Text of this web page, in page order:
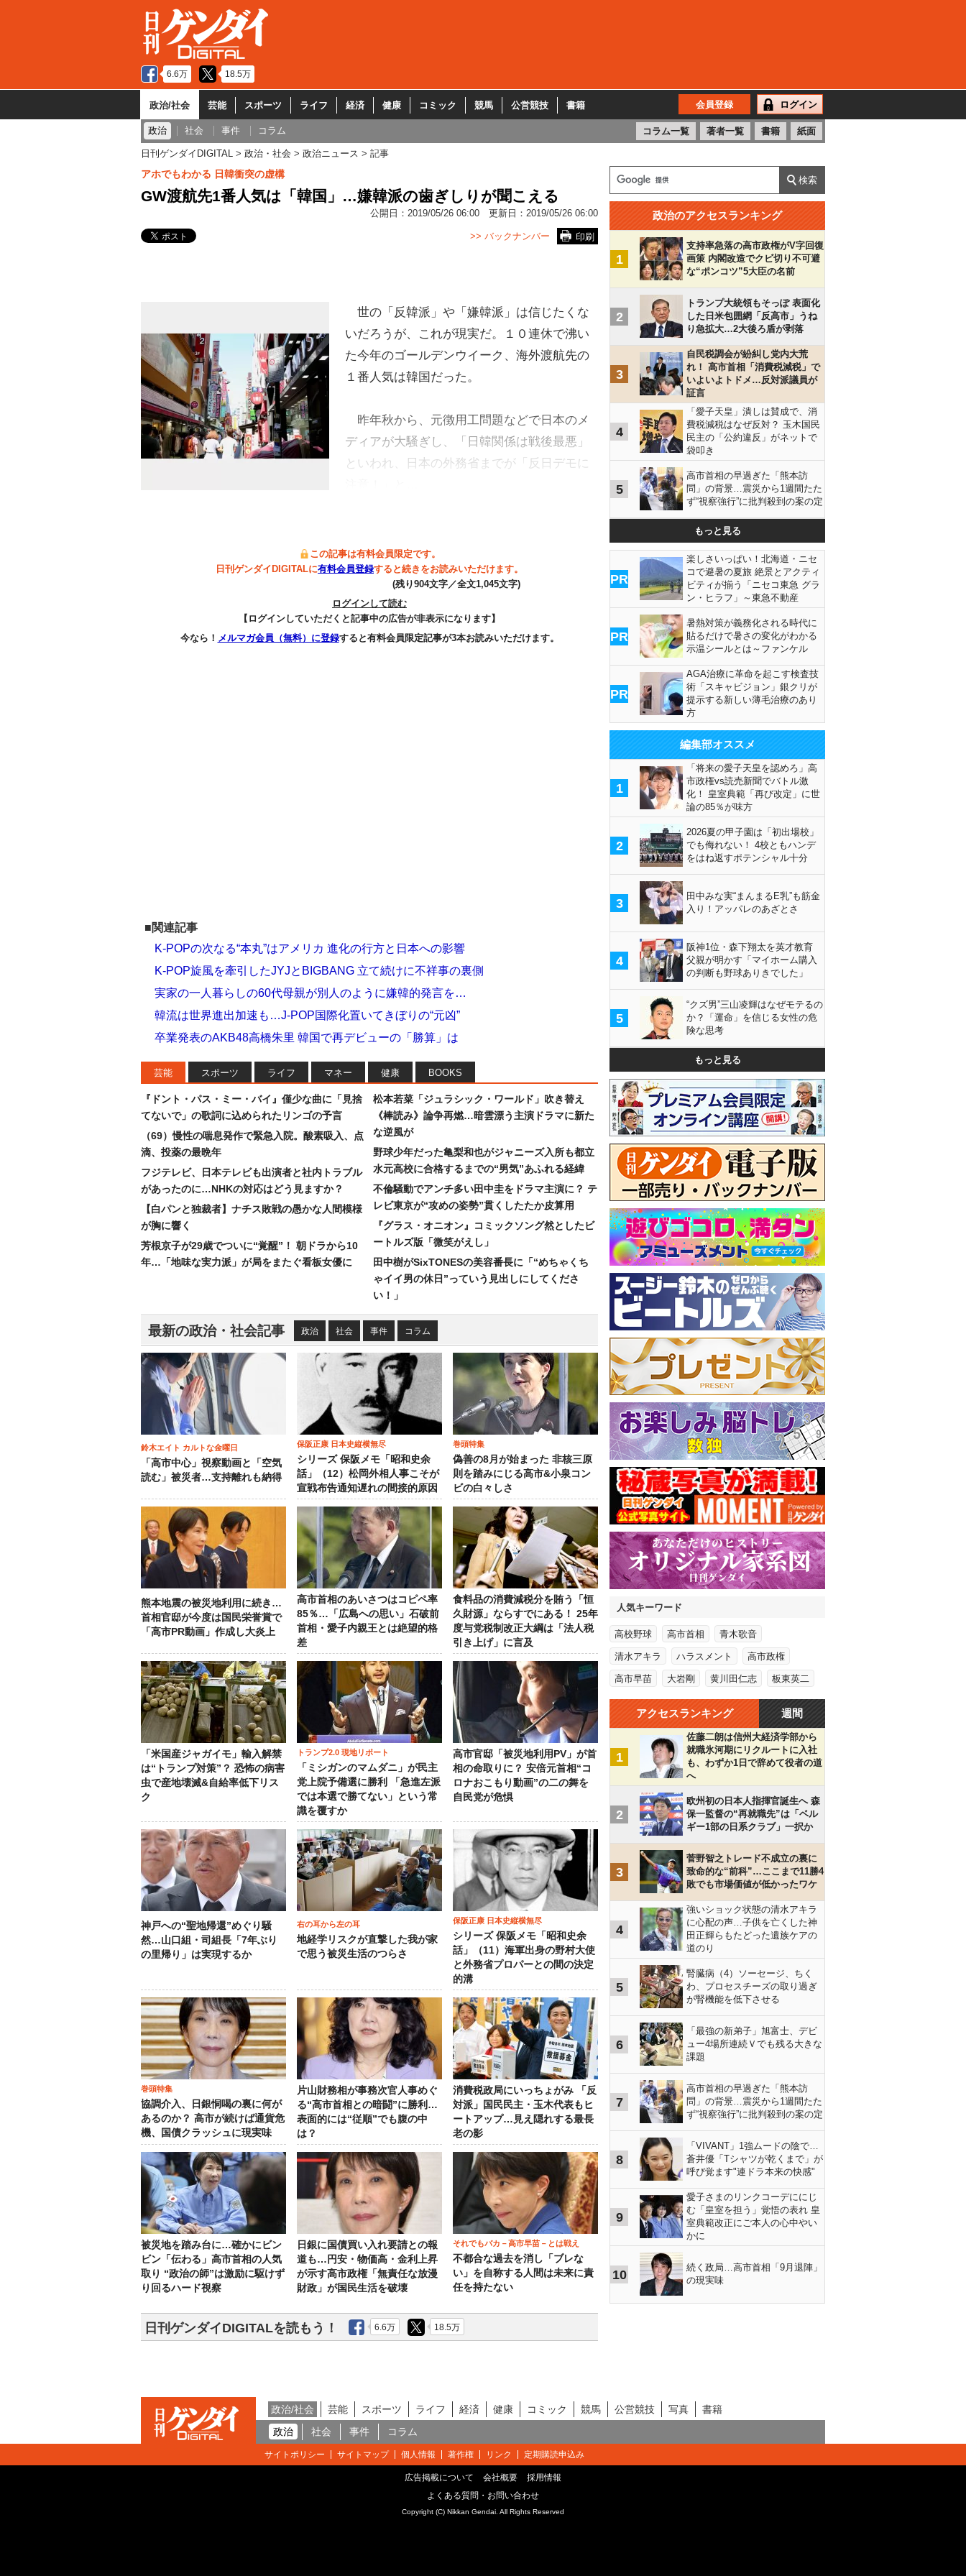
6.6万 18.5万
政治/社会 芸能 スポーツ ライフ 経済 健康 コミック 競馬 公営競技 書籍 会員登録 ログイン
政治 社会 事件 コラム コラム一覧 著者一覧 書籍 紙面
日刊ゲンダイDIGITAL 政治・社会 政治ニュース 記事
アホでもわかる 日韓衝突の虚構
GW渡航先1番人気は「韓国」…嫌韓派の歯ぎしりが聞こえる
公開日： 2019/05/26 06:00 更新日： 2019/05/26 06:00
印刷
>> バックナンバー
世の「反韓派」や「嫌韓派」は信じたくな
いだろうが、これが現実だ。１０連休で沸い
た今年のゴールデンウイーク、海外渡航先の
１番人気は韓国だった。
昨年秋から、元徴用工問題などで日本のメ
ディアが大騒ぎし、「日韓関係は戦後最悪」
といわれ、日本の外務省までが「反日デモに
この記事は有料会員限定です。
日刊ゲンダイDIGITALに有料会員登録すると続きをお読みいただけます。
(残り904文字／全文1,045文字)
ログインして読む
【ログインしていただくと記事中の広告が非表示になります】
今なら！ メルマガ会員（無料）に登録すると有料会員限定記事が3本お読みいただけます。
■関連記事
K-POPの次なる“本丸”はアメリカ 進化の行方と日本への影響
K-POP旋風を牽引したJYJとBIGBANG 立て続けに不祥事の裏側
実家の一人暮らしの60代母親が別人のように嫌韓的発言を…
韓流は世界進出加速も…J-POP国際化置いてきぼりの“元凶”
卒業発表のAKB48高橋朱里 韓国で再デビューの「勝算」は
芸能 スポーツ ライフ マネー 健康 BOOKS
『ドント・パス・ミー・バイ』僅少な曲に「見捨
てないで」の歌詞に込められたリンゴの予言
（69）慢性の喘息発作で緊急入院。酸素吸入、点
滴、投薬の最晩年
フジテレビ、日本テレビも出演者と社内トラブル
があったのに…NHKの対応はどう見ますか？
【白パンと独裁者】ナチス敗戦の愚かな人間模様
が胸に響く
芳根京子が29歳でついに“覚醒”！ 朝ドラから10
年…「地味な実力派」が局をまたぐ看板女優に
松本若菜「ジュラシック・ワールド」吹き替え
《棒読み》論争再燃…暗雲漂う主演ドラマに新た
な逆風が
野球少年だった亀梨和也がジャニーズ入所も都立
水元高校に合格するまでの“男気”あふれる経緯
不倫騒動でアンチ多い田中圭をドラマ主演に？ テ
レビ東京が“攻めの姿勢”貫くしたたか皮算用
『グラス・オニオン』コミックソング然としたビ
ートルズ版「微笑がえし」
田中樹がSixTONESの美容番長に「“めちゃくち
ゃイイ男の休日”っていう見出しにしてくださ
い！」
最新の政治・社会記事 政治 社会 事件 コラム
鈴木エイト カルトな金曜日
「高市中心」視察動画と「空気
読む」被災者…支持離れも納得
保阪正康 日本史縦横無尽
シリーズ 保阪メモ「昭和史余
話」（12）松岡外相人事こそが
宣戦布告通知遅れの間接的原因
巻頭特集
偽善の8月が始まった 非核三原
則を踏みにじる高市&小泉コン
ビの白々しさ
熊本地震の被災地利用に続き…
首相官邸が今度は国民栄誉賞で
「高市PR動画」作成し大炎上
高市首相のあいさつはコピペ率
85％…「広島への思い」石破前
首相・愛子内親王とは絶望的格
差
食料品の消費減税分を賄う「恒
久財源」ならすでにある！ 25年
度与党税制改正大綱は「法人税
引き上げ」に言及
「米国産ジャガイモ」輸入解禁
は“トランプ対策”？ 恐怖の病害
虫で産地壊滅&自給率低下リス
ク
トランプ2.0 現地リポート
「ミシガンのマムダニ」が民主
党上院予備選に勝利 「急進左派
では本選で勝てない」という常
識を覆すか
高市官邸「被災地利用PV」が首
相の命取りに？ 安倍元首相“コ
ロナおこもり動画”の二の舞を
自民党が危惧
神戸への“聖地帰還”めぐり騒
然…山口組・司組長「7年ぶり
の里帰り」は実現するか
右の耳から左の耳
地経学リスクが直撃した我が家
で思う被災生活のつらさ
保阪正康 日本史縦横無尽
シリーズ 保阪メモ「昭和史余
話」（11）海軍出身の野村大使
と外務省プロパーとの間の決定
的溝
巻頭特集
協調介入、日銀恫喝の裏に何が
あるのか？ 高市が続けば通貨危
機、国債クラッシュに現実味
片山財務相が事務次官人事めぐ
る“高市首相との暗闘”に勝利…
表面的には“従順”でも腹の中
は？
消費税政局にいっちょがみ 「反
対派」国民民主・玉木代表もヒ
ートアップ…見え隠れする最長
老の影
被災地を踏み台に…確かにビン
ビン「伝わる」高市首相の人気
取り “政治の師”は激励に駆けず
り回るハード視察
日銀に国債買い入れ要請との報
道も…円安・物価高・金利上昇
が示す高市政権「無責任な放漫
財政」が国民生活を破壊
それでもバカ－高市早苗－とは戦え
不都合な過去を消し「ブレな
い」を自称する人間は未来に責
任を持たない
日刊ゲンダイDIGITALを読もう！ 6.6万 18.5万
政治のアクセスランキング
1
支持率急落の高市政権がV字回復
画策 内閣改造でクビ切り不可避
な“ポンコツ”5大臣の名前
2
トランプ大統領もそっぽ 表面化
した日米包囲網「反高市」うね
り急拡大…2大後ろ盾が剥落
3
自民税調会が紛糾し党内大荒
れ！ 高市首相「消費税減税」で
いよいよトドメ…反対派議員が
証言
4
「愛子天皇」潰しは賛成で、消
費税減税はなぜ反対？ 玉木国民
民主の「公約違反」がネットで
袋叩き
5
高市首相の早過ぎた「熊本訪
問」の背景…震災から1週間たた
ず“視察強行”に批判殺到の案の定
もっと見る
PR
楽しさいっぱい！北海道・ニセ
コで避暑の夏旅 絶景とアクティ
ビティが揃う「ニセコ東急 グラ
ン・ヒラフ」～東急不動産
PR
暑熱対策が義務化される時代に
貼るだけで暑さの変化がわかる
示温シールとは～ファンケル
PR
AGA治療に革命を起こす検査技
術「スキャビジョン」銀クリが
提示する新しい薄毛治療のあり
方
編集部オススメ
1
「将来の愛子天皇を認めろ」高
市政権vs読売新聞でバトル激
化！ 皇室典範「再び改定」に世
論の85％が味方
2
2026夏の甲子園は「初出場校」
でも侮れない！ 4校ともハンデ
をはね返すポテンシャル十分
3
田中みな実“まんまるE乳”も筋金
入り！アッパレのあざとさ
4
阪神1位・森下翔太を英才教育
父親が明かす「マイホーム購入
の判断も野球ありきでした」
5
“クズ男”三山凌輝はなぜモテるの
か？「運命」を信じる女性の危
険な思考
もっと見る
人気キーワード
高校野球 高市首相 青木歌音
清水アキラ ハラスメント 高市政権
高市早苗 大岩剛 黄川田仁志 板東英二
アクセスランキング 週間
1
佐藤二朗は信州大経済学部から
就職氷河期にリクルートに入社
も、わずか1日で辞めて役者の道
へ
2
欧州初の日本人指揮官誕生へ 森
保一監督の“再就職先”は「ベル
ギー1部の日系クラブ」一択か
3
菅野智之トレード不成立の裏に
致命的な“前科”…ここまで11勝4
敗でも市場価値が低かったワケ
4
強いショック状態の清水アキラ
に心配の声…子供を亡くした神
田正輝らもたどった遺族ケアの
道のり
5
腎臓病（4）ソーセージ、ちく
わ、プロセスチーズの取り過ぎ
が腎機能を低下させる
6
「最強の新弟子」旭富士、デビ
ュー4場所連続Ｖでも残る大きな
課題
7
高市首相の早過ぎた「熊本訪
問」の背景…震災から1週間たた
ず“視察強行”に批判殺到の案の定
8
「VIVANT」1強ムードの陰で…
蒼井優「Tシャツが乾くまで」が
呼び覚ます"連ドラ本来の快感"
9
愛子さまのリンクコーデににじ
む「皇室を担う」覚悟の表れ 皇
室典範改正にご本人の心中やい
かに
10
続く政局…高市首相「9月退陣」
の現実味
政治/社会 芸能 スポーツ ライフ 経済 健康 コミック 競馬 公営競技 写真
書籍
政治
社会 事件 コラム
サイトポリシー サイトマップ 個人情報 著作権 リンク 定期購読申込み
広告掲載について 会社概要
採用情報
よくある質問・お問い合わせ
Copyright (C) Nikkan Gendai. All Rights Reserved